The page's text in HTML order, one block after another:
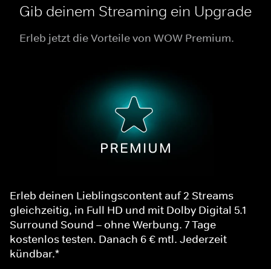
Gib deinem Streaming ein Upgrade
Erleb jetzt die Vorteile von WOW Premium.
Erleb deinen Lieblingscontent auf 2 Streams
gleichzeitig, in Full HD und mit Dolby Digital 5.1
Surround Sound – ohne Werbung. 7 Tage
kostenlos testen. Danach 6 € mtl. Jederzeit
kündbar.*